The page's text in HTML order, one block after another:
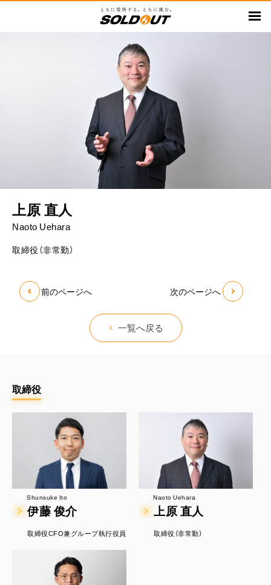
上原 直人
Naoto Uehara
取締役（非常勤）
前のページへ 次のページへ
一覧へ戻る
取締役
Shunsuke Ito
伊藤 俊介
取締役CFO兼グループ執行役員
Naoto Uehara
上原 直人
取締役（非常勤）